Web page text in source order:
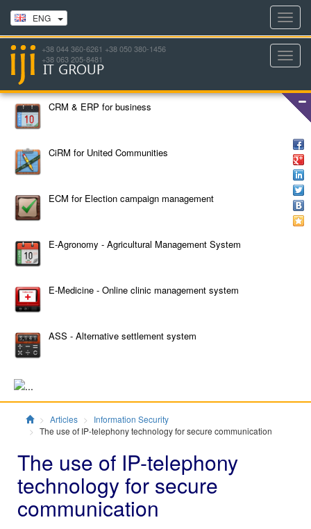
ENG
+38 044 360-6261 +38 050 380-1456
+38 063 205-8481
CRM & ERP for business
CiRM for United Communities
ECM for Election campaign management
E-Agronomy - Agricultural Management System
E-Medicine - Online clinic management system
ASS - Alternative settlement system
Главная
Articles
Information Security
The use of IP-telephony technology for secure communication
The use of IP-telephony
technology for secure
communication